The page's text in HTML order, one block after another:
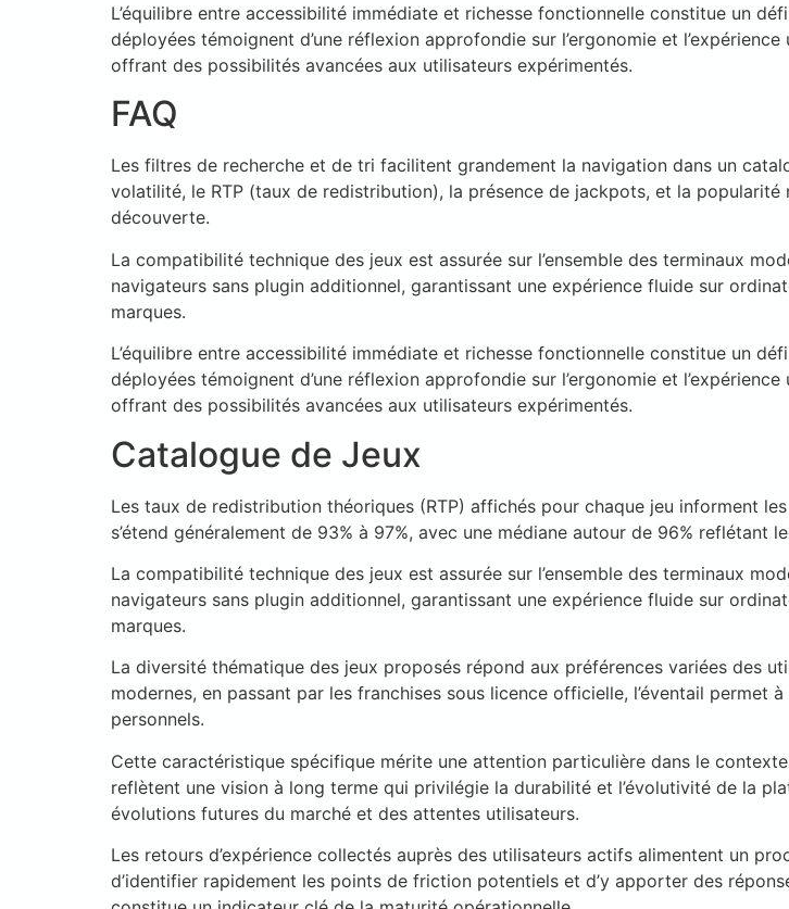
L’équilibre entre accessibilité immédiate et richesse fonctionnelle constitue un
déployées témoignent d’une réflexion approfondie sur l’ergonomie et
offrant des possibilités avancées aux utilisateurs expérimentés.
FAQ
Les filtres de recherche et de tri facilitent grandement la navigation dans un
volatilité, le RTP (taux de redistribution), la présence de jackpots, et la
découverte.
La compatibilité technique des jeux est assurée sur l’ensemble des terminaux
navigateurs sans plugin additionnel, garantissant une expérience fluide sur
marques.
L’équilibre entre accessibilité immédiate et richesse fonctionnelle constitue un
déployées témoignent d’une réflexion approfondie sur l’ergonomie et
offrant des possibilités avancées aux utilisateurs expérimentés.
Catalogue de Jeux
Les taux de redistribution théoriques (RTP) affichés pour chaque jeu informent
s’étend généralement de 93% à 97%, avec une médiane autour de 96% reflétant
La compatibilité technique des jeux est assurée sur l’ensemble des terminaux
navigateurs sans plugin additionnel, garantissant une expérience fluide sur
marques.
La diversité thématique des jeux proposés répond aux préférences variées des
modernes, en passant par les franchises sous licence officielle, l’éventail
personnels.
Cette caractéristique spécifique mérite une attention particulière dans le
reflètent une vision à long terme qui privilégie la durabilité et l’évolutivité de la
évolutions futures du marché et des attentes utilisateurs.
Les retours d’expérience collectés auprès des utilisateurs actifs alimentent un
d’identifier rapidement les points de friction potentiels et d’y apporter des